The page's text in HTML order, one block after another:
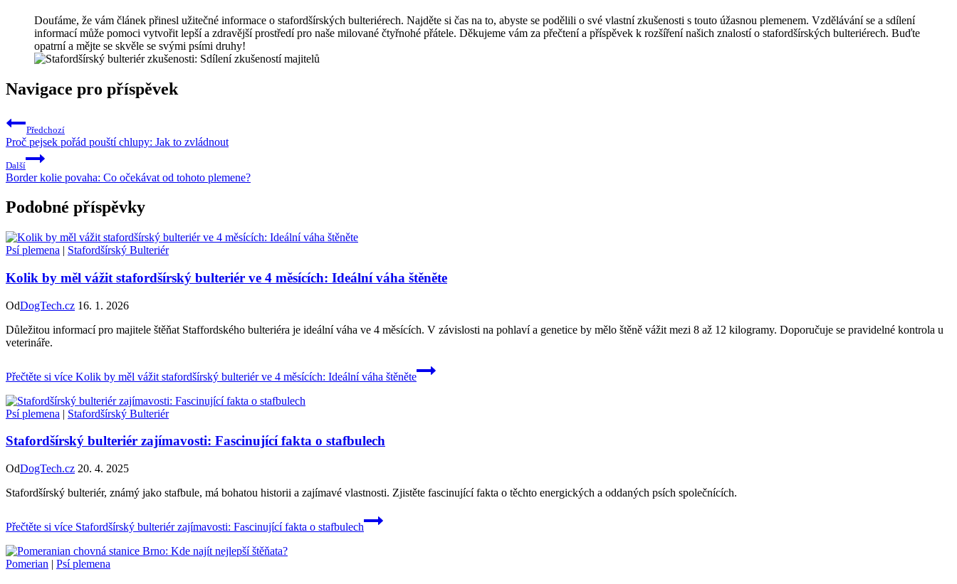
Doufáme, že vám článek přinesl užitečné informace o stafordšírských bulteriérech. Najděte si čas na to, abyste se podělili o své vlastní zkušenosti s touto úžasnou plemenem. Vzdělávání se a sdílení
informací může pomoci vytvořit lepší a zdravější prostředí pro naše milované čtyřnohé přátele. Děkujeme vám za přečtení a příspěvek k rozšíření našich znalostí o stafordšírských bulteriérech. Buďte
opatrní a mějte se skvěle se svými psími druhy!
Navigace pro příspěvek
Předchozí
Proč pejsek pořád pouští chlupy: Jak to zvládnout
Další
Border kolie povaha: Co očekávat od tohoto plemene?
Podobné příspěvky
Psí plemena | Stafordšírský Bulteriér
Kolik by měl vážit stafordšírský bulteriér ve 4 měsících: Ideální váha štěněte
OdDogTech.cz 16. 1. 2026
Důležitou informací pro majitele štěňat Staffordského bulteriéra je ideální váha ve 4 měsících. V závislosti na pohlaví a genetice by mělo štěně vážit mezi 8 až 12 kilogramy. Doporučuje se pravidelné kontrola u
veterináře.
Přečtěte si více Kolik by měl vážit stafordšírský bulteriér ve 4 měsících: Ideální váha štěněte
Psí plemena | Stafordšírský Bulteriér
Stafordšírský bulteriér zajímavosti: Fascinující fakta o stafbulech
OdDogTech.cz 20. 4. 2025
Stafordšírský bulteriér, známý jako stafbule, má bohatou historii a zajímavé vlastnosti. Zjistěte fascinující fakta o těchto energických a oddaných psích společnících.
Přečtěte si více Stafordšírský bulteriér zajímavosti: Fascinující fakta o stafbulech
Pomerian | Psí plemena